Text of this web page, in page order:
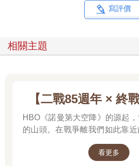
則在集中營。一名年輕女子則解釋自己
身邊逃離，多年來，那人囚禁她還屢屢性
的選擇也不多。若從地圖上來看，直接
但現場的實際情況是，想通過邊境根
邊界尤其危險。一九五三年七月二十七
表和一名來自共產黨的代表簽下九份停
是就有了一百六十哩長（約兩百五十七
署，以數以千計的武器瞄準南邊。就算
會立刻遭到射殺。二○一八年，這邊有
寫評價
相關主題
【二戰85週年 × 終
HBO《諾曼第大空降》的源起
的山頭。在戰爭離我們如此靠近
後、影響至今的軍事衝突？我們
看更多